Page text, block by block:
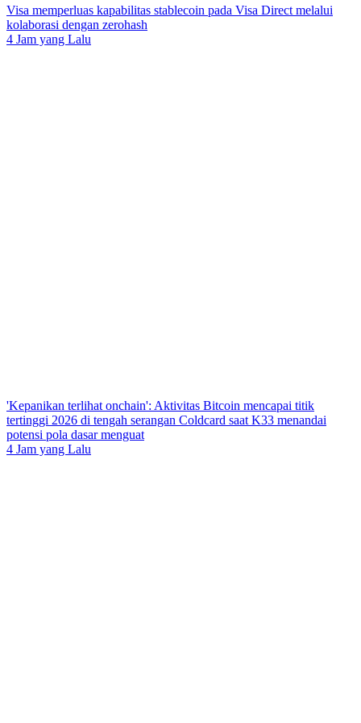
Visa memperluas kapabilitas stablecoin pada Visa Direct melalui
kolaborasi dengan zerohash
4 Jam yang Lalu
'Kepanikan terlihat onchain': Aktivitas Bitcoin mencapai titik
tertinggi 2026 di tengah serangan Coldcard saat K33 menandai
potensi pola dasar menguat
4 Jam yang Lalu